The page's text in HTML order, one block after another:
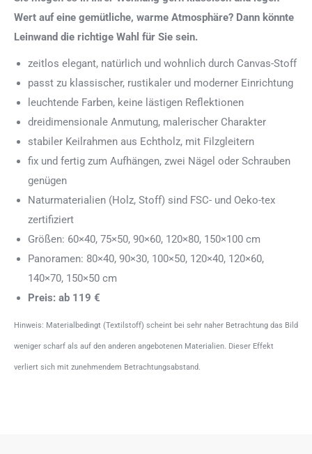
Wert auf eine gemütliche, warme Atmosphäre? Dann könnte
Leinwand die richtige Wahl für Sie sein.
zeitlos elegant, natürlich und wohnlich durch Canvas-Stoff
passt zu klassischer, rustikaler und moderner Einrichtung
leuchtende Farben, keine lästigen Reflektionen
dreidimensionale Anmutung, malerischer Charakter
stabiler Keilrahmen aus Echtholz, mit Filzgleitern
fix und fertig zum Aufhängen, zwei Nägel oder Schrauben
genügen
Naturmaterialien (Holz, Stoff) sind FSC- und Oeko-tex
zertifiziert
Größen: 60×40, 75×50, 90×60, 120×80, 150×100 cm
Panoramen: 80×40, 90×30, 100×50, 120×40, 120×60,
140×70, 150×50 cm
Preis: ab 119 €
Hinweis: Materialbedingt (Textilstoff) scheint bei sehr naher Betrachtung das Bild
weniger scharf als auf den anderen angebotenen Materialien. Dieser Effekt
verliert sich mit zunehmendem Betrachtungsabstand.